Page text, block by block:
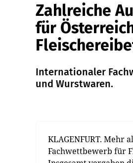
Zahlreiche
für
Internationaler
und Wurstwaren.
KLAGENFURT.
Fachwettbewerb für